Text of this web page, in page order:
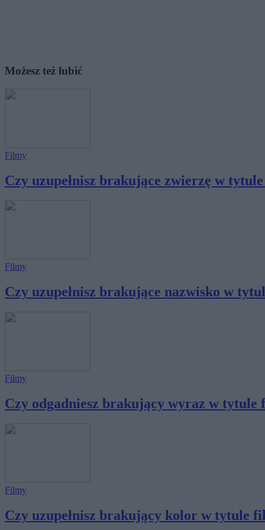
Możesz też lubić
Filmy
Czy uzupełnisz brakujące zwierzę w
Filmy
Czy uzupełnisz brakujące nazwisko w
Filmy
Czy odgadniesz brakujący wyraz w tytule
Filmy
Czy uzupełnisz brakujący kolor w tytule